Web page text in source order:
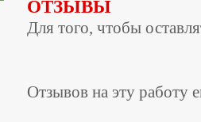
ОТЗЫВЫ
Для того, чтобы
Отзывов на эту работу